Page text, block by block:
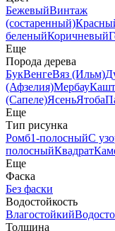
БежевыйВинтаж
(состаренный)
беленыйКоричневый
Еще
Порода дерева
БукВенгеВяз (Ильм)
(Афзелия)Мербау
(Сапеле)ЯсеньЯтоба
Еще
Тип рисунка
Ромб1-полосныйС
полосныйКвадрат
Еще
Фаска
Без фаски
Водостойкость
Влагостойкий
Толщина